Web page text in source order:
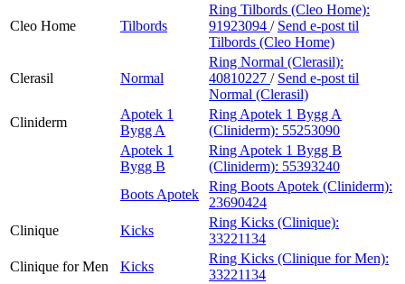
Cleo Home Tilbords
Ring Tilbords (Cleo Home):
91923094 / Send e-post til
Tilbords (Cleo Home)
Clerasil Normal
Ring Normal (Clerasil):
40810227 / Send e-post til
Normal (Clerasil)
Cliniderm
Apotek 1
Bygg A
Ring Apotek 1 Bygg A
(Cliniderm): 55253090
Apotek 1
Bygg B
Ring Apotek 1 Bygg B
(Cliniderm): 55393240
Boots Apotek
Ring Boots Apotek (Cliniderm):
23690424
Clinique
Kicks
Ring Kicks (Clinique):
33221134
Clinique for Men
Kicks
Ring Kicks (Clinique for Men):
33221134